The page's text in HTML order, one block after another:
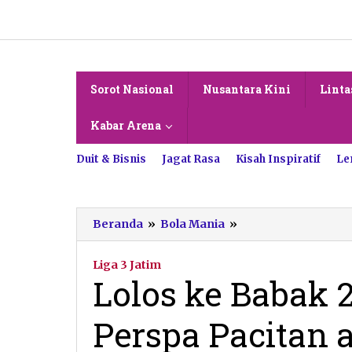
konten
Sorot Nasional Nusantara Kini
Kabar Arena
Duit & Bisnis Jagat Rasa Kisah Inspiratif
Beranda » Bola Mania »
ke
Besar
Liga
Jatim,
Liga 3 Jatim
Lolos ke Babak
Perspa Pacitan